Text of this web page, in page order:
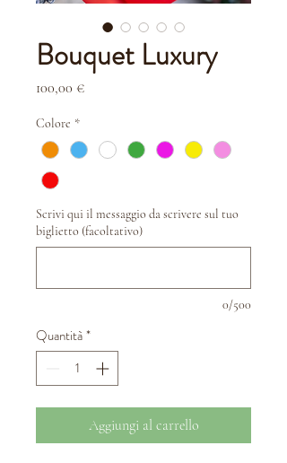
Bouquet Luxury
100,00 €Prezzo
Colore *
Scrivi qui il messaggio da scrivere sul tuo
biglietto (facoltativo)
0/500
Quantità*
Aggiungi al carrello